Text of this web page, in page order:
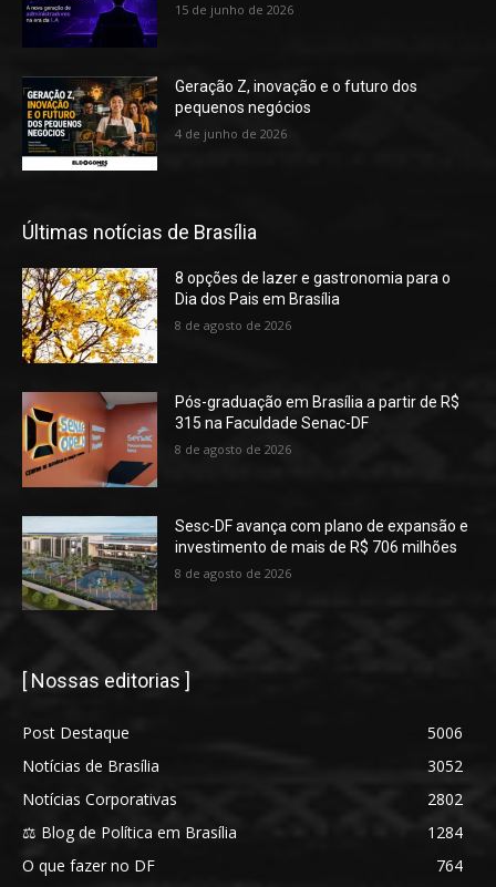
15 de junho de 2026
Geração Z, inovação e o futuro dos
pequenos negócios
4 de junho de 2026
Últimas notícias de Brasília
8 opções de lazer e gastronomia para o
Dia dos Pais em Brasília
8 de agosto de 2026
Pós-graduação em Brasília a partir de R$
315 na Faculdade Senac-DF
8 de agosto de 2026
Sesc-DF avança com plano de expansão e
investimento de mais de R$ 706 milhões
8 de agosto de 2026
[ Nossas editorias ]
Post Destaque
5006
Notícias de Brasília
3052
Notícias Corporativas
2802
⚖️ Blog de Política em Brasília
1284
O que fazer no DF
764